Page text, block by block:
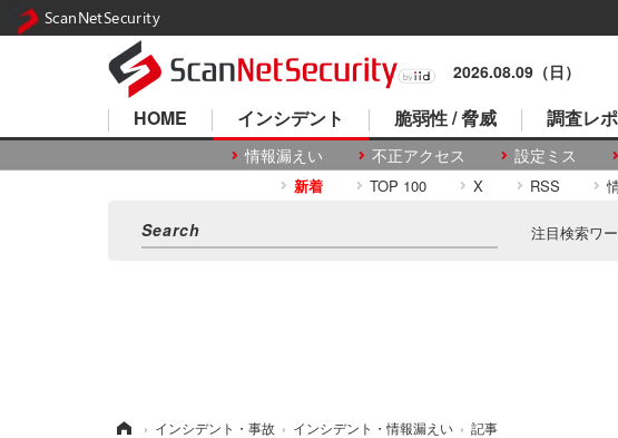
2026.08.09（日）
HOME インシデント
情報漏えい 不正アクセス 設定ミス
脆弱性 / 脅威 調査レ
新着 TOP 100 X RSS
注目検索ワ
› インシデント・事故 › インシデント・情報漏えい › 記事
ScanNetSecurity